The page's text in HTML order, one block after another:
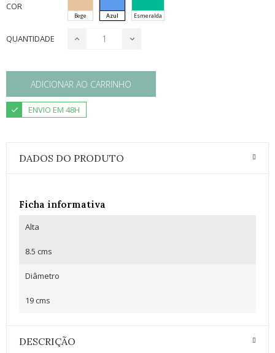
COR
Bege Azul Esmeralda
QUANTIDADE
ADICIONAR AO CARRINHO
ENVIO EM 48H
DADOS DO PRODUTO
Ficha informativa
Alta
8.5 cms
Diâmetro
19 cms
DESCRIÇÃO